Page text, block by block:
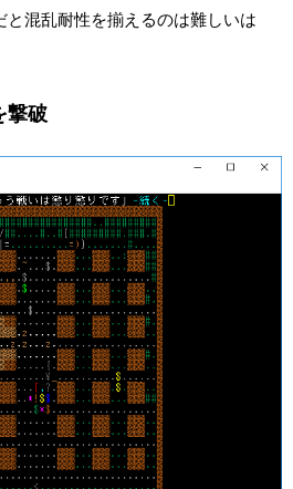
と混乱耐性を揃えるのは難しいは
撃破